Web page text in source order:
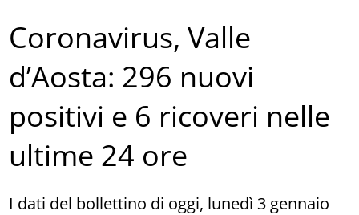
Coronavirus, Valle
d’Aosta: 296 nuovi
positivi e 6 ricoveri nelle
ultime 24 ore
I dati del bollettino di oggi, lunedì 3 gennaio